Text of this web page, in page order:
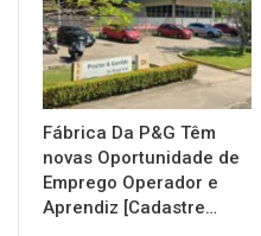
Fábrica Da P&G Têm
novas Oportunidade de
Emprego Operador e
Aprendiz [Cadastre…